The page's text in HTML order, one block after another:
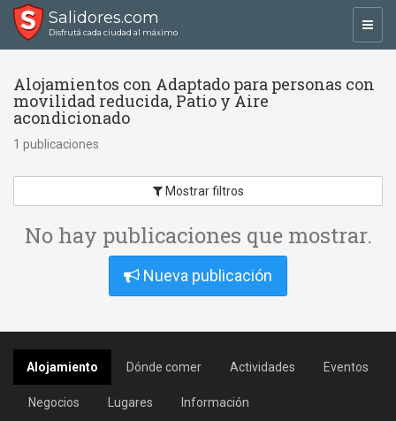
Salidores.com
Disfrutá cada ciudad al máximo
Alojamientos con Adaptado para personas con
movilidad reducida, Patio y Aire
acondicionado
1 publicaciones
Mostrar filtros
No hay publicaciones que mostrar.
Nueva publicación
Alojamiento Dónde comer Actividades Eventos
Negocios Lugares Información